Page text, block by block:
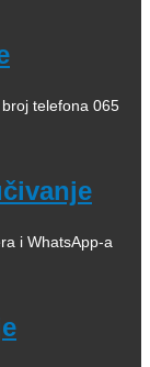
telefona 065
i WhatsApp-a